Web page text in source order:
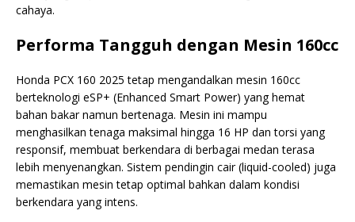
cahaya.
Performa Tangguh dengan Mesin 160cc
Honda PCX 160 2025 tetap mengandalkan mesin 160cc
berteknologi eSP+ (Enhanced Smart Power) yang hemat
bahan bakar namun bertenaga. Mesin ini mampu
menghasilkan tenaga maksimal hingga 16 HP dan torsi yang
responsif, membuat berkendara di berbagai medan terasa
lebih menyenangkan. Sistem pendingin cair (liquid-cooled) juga
memastikan mesin tetap optimal bahkan dalam kondisi
berkendara yang intens.